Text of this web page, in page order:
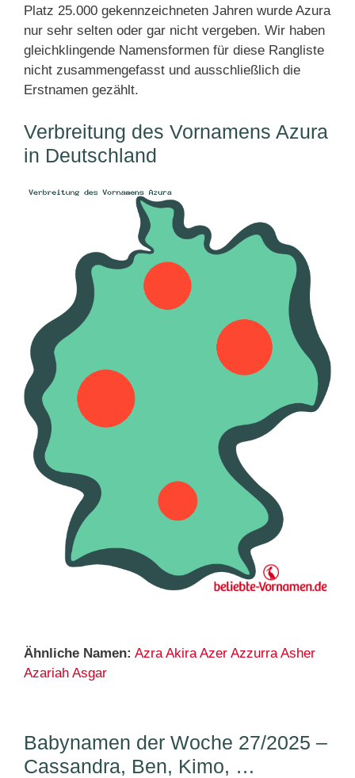
Platz 25.000 gekennzeichneten Jahren wurde Azura
nur sehr selten oder gar nicht vergeben. Wir haben
gleichklingende Namensformen für diese Rangliste
nicht zusammengefasst und ausschließlich die
Erstnamen gezählt.
Verbreitung des Vornamens Azura
in Deutschland
Ähnliche Namen: Azra Akira Azer Azzurra Asher
Azariah Asgar
Babynamen der Woche 27/2025 –
Cassandra, Ben, Kimo, …